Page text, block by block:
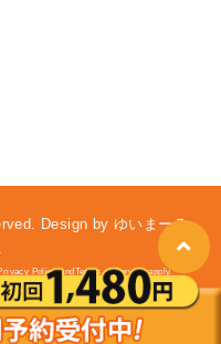
Design by ゆいまーる
Policy andTerms of Service apply.